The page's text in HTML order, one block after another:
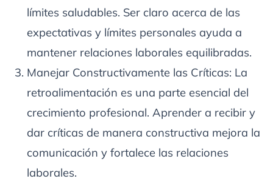
límites saludables. Ser claro acerca de las
expectativas y límites personales ayuda a
mantener relaciones laborales equilibradas.
Manejar Constructivamente las Críticas: La
retroalimentación es una parte esencial del
crecimiento profesional. Aprender a recibir y
dar críticas de manera constructiva mejora la
comunicación y fortalece las relaciones
laborales.